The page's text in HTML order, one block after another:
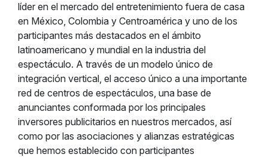
líder en el mercado del entretenimiento fuera de casa
en México, Colombia y Centroamérica y uno de los
participantes más destacados en el ámbito
latinoamericano y mundial en la industria del
espectáculo. A través de un modelo único de
integración vertical, el acceso único a una importante
red de centros de espectáculos, una base de
anunciantes conformada por los principales
inversores publicitarios en nuestros mercados, así
como por las asociaciones y alianzas estratégicas
que hemos establecido con participantes